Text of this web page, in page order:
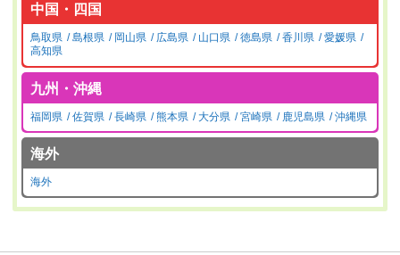
中国・四国
鳥取県 島根県 岡山県 広島県 山口県 徳島県 香川県
愛媛県
高知県
九州・沖縄
福岡県 佐賀県 長崎県 熊本県 大分県 宮崎県 鹿児島県 沖縄県
海外
海外